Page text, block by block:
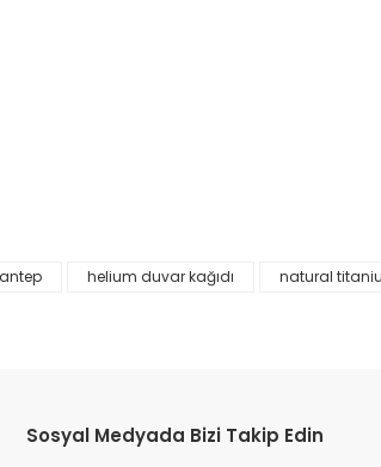
iletebilirsiniz.
helium duvar kağıdı
natural
Sosyal Medyada Bizi Takip Edin